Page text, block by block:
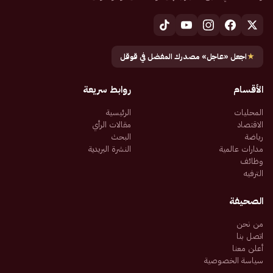
★اجعل «عاجل» مصدرك المفضل في قوقل
الأقسام
المحليات
الاقتصاد
رياضة
مدارات عالمية
وظائف
الترفيه
روابط سريعة
الرئيسية
مقالات الرأي
البحث
النشرة البريدية
الصحيفة
من نحن
اتصل بنا
أعلن معنا
سياسة الخصوصية